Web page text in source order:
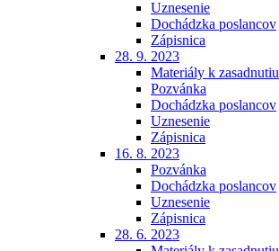
Uznesenie
Dochádzka poslancov
Zápisnica
28. 9. 2023
Materiály k zasadnutiu
Pozvánka
Dochádzka poslancov
Uznesenie
Zápisnica
16. 8. 2023
Pozvánka
Dochádzka poslancov
Uznesenie
Zápisnica
28. 6. 2023